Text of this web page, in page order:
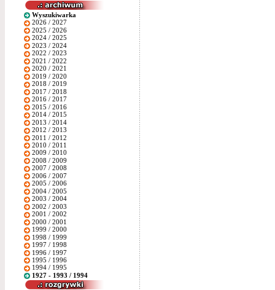
Wyszukiwarka
2026 / 2027
2025 / 2026
2024 / 2025
2023 / 2024
2022 / 2023
2021 / 2022
2020 / 2021
2019 / 2020
2018 / 2019
2017 / 2018
2016 / 2017
2015 / 2016
2014 / 2015
2013 / 2014
2012 / 2013
2011 / 2012
2010 / 2011
2009 / 2010
2008 / 2009
2007 / 2008
2006 / 2007
2005 / 2006
2004 / 2005
2003 / 2004
2002 / 2003
2001 / 2002
2000 / 2001
1999 / 2000
1998 / 1999
1997 / 1998
1996 / 1997
1995 / 1996
1994 / 1995
1927 - 1993 / 1994